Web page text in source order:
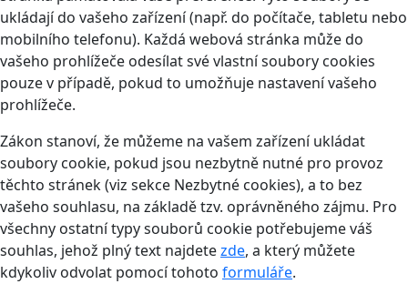
ukládají do vašeho zařízení (např. do počítače, tabletu nebo
mobilního telefonu). Každá webová stránka může do
vašeho prohlížeče odesílat své vlastní soubory cookies
pouze v případě, pokud to umožňuje nastavení vašeho
prohlížeče.
Zákon stanoví, že můžeme na vašem zařízení ukládat
soubory cookie, pokud jsou nezbytně nutné pro provoz
těchto stránek (viz sekce Nezbytné cookies), a to bez
vašeho souhlasu, na základě tzv. oprávněného zájmu. Pro
všechny ostatní typy souborů cookie potřebujeme váš
souhlas, jehož plný text najdetezde, a který můžete
kdykoliv odvolat pomocí tohoto formuláře.